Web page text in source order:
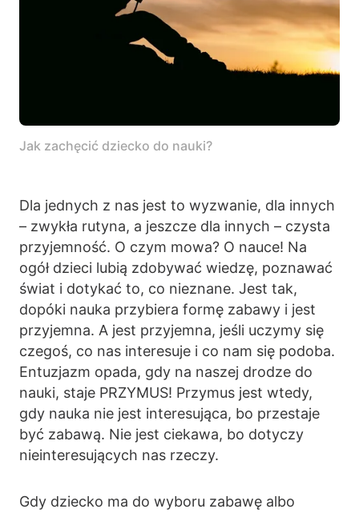
Jak zachęcić dziecko do nauki?
Dla jednych z nas jest to wyzwanie, dla innych
– zwykła rutyna, a jeszcze dla innych – czysta
przyjemność. O czym mowa? O nauce! Na
ogół dzieci lubią zdobywać wiedzę, poznawać
świat i dotykać to, co nieznane. Jest tak,
dopóki nauka przybiera formę zabawy i jest
przyjemna. A jest przyjemna, jeśli uczymy się
czegoś, co nas interesuje i co nam się podoba.
Entuzjazm opada, gdy na naszej drodze do
nauki, staje PRZYMUS! Przymus jest wtedy,
gdy nauka nie jest interesująca, bo przestaje
być zabawą. Nie jest ciekawa, bo dotyczy
nieinteresujących nas rzeczy.
Gdy dziecko ma do wyboru zabawę albo